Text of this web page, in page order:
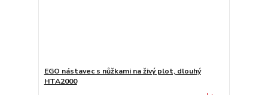
EGO nástavec s nůžkami na živý plot, dlouhý
HTA2000